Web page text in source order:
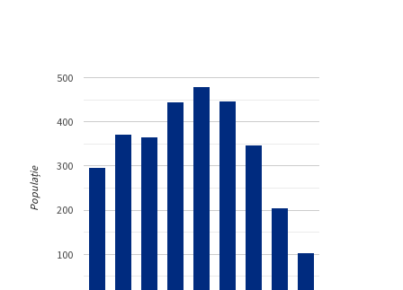
100
200
300
400
500
Populație